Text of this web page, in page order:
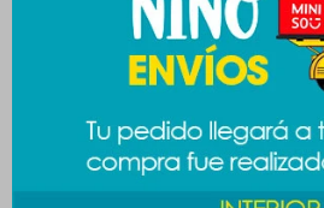
Vincha navideña reno
289
Bota
$ 289